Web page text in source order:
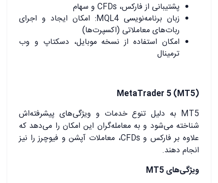
پشتیبانی از فارکس، CFDs و سهام
زبان برنامه‌نویسی MQL4: امکان ایجاد و اجرای
ربات‌های معاملاتی (اکسپرت‌ها)
امکان استفاده از نسخه موبایل، دسکتاپ و وب
ترمینال
MetaTrader 5 (MT5)
MT5 به دلیل تنوع خدمات و ویژگی‌های پیشرفته‌اش
شناخته می‌شود و به معامله‌گران این امکان را می‌دهد که
علاوه بر فارکس و CFDs، معاملات آپشن و فیوچرز را نیز
انجام دهند.
ویژگی‌های